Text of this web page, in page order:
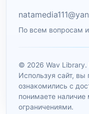
По всем вопросам
© 2026 Wav
Используя сайт, вы
ознакомились с
понимаете
ограничениями.